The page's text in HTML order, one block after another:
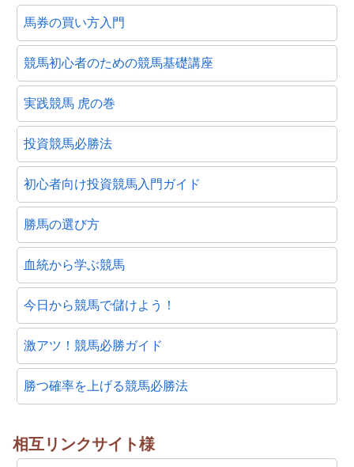
馬券の買い方入門
競馬初心者のための競馬基礎講座
実践競馬 虎の巻
投資競馬必勝法
初心者向け投資競馬入門ガイド
勝馬の選び方
血統から学ぶ競馬
今日から競馬で儲けよう！
激アツ！競馬必勝ガイド
勝つ確率を上げる競馬必勝法
相互リンクサイト様